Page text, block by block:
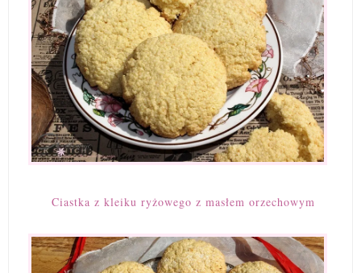
Ciastka z kleiku ryżowego z masłem orzechowym